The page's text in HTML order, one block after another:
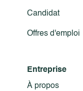
Candidat
Offres d'emploi
Entreprise
À propos